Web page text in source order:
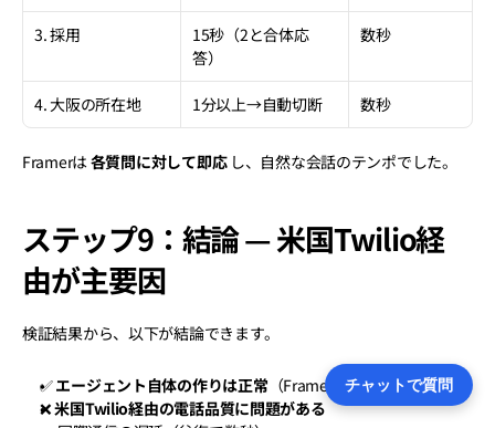
3. 採用
15秒（2と合体応
答）
数秒
4. 大阪の所在地 1分以上→自動切断 数秒
Framerは 各質問に対して即応 し、自然な会話のテンポでした。
ステップ9：結論 — 米国Twilio経
由が主要因
検証結果から、以下が結論できます。
✅ エージェント自体の作りは正常 （Framerで完璧に動く）
❌ 米国Twilio経由の電話品質に問題がある
チャットで質問